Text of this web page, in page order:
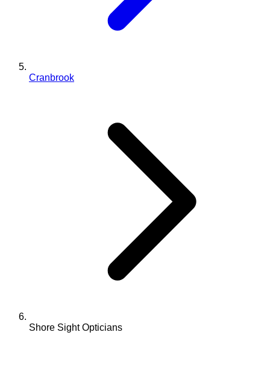
Cranbrook
Shore Sight Opticians